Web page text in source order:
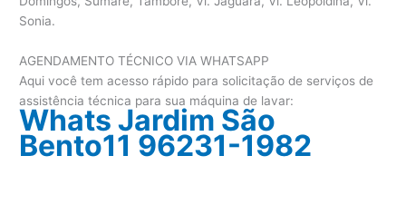
Sonia.
AGENDAMENTO TÉCNICO VIA WHATSAPP
Aqui você tem acesso rápido para solicitação de serviços de
assistência técnica para sua máquina de lavar:
Whats Jardim São
Bento11 96231-1982